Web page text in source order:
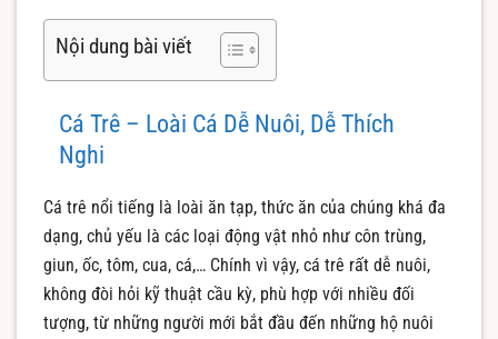
Nội dung bài viết
Cá Trê – Loài Cá Dễ Nuôi, Dễ Thích
Nghi
Cá trê nổi tiếng là loài ăn tạp, thức ăn của chúng khá đa
dạng, chủ yếu là các loại động vật nhỏ như côn trùng,
giun, ốc, tôm, cua, cá,… Chính vì vậy, cá trê rất dễ nuôi,
không đòi hỏi kỹ thuật cầu kỳ, phù hợp với nhiều đối
tượng, từ những người mới bắt đầu đến những hộ nuôi